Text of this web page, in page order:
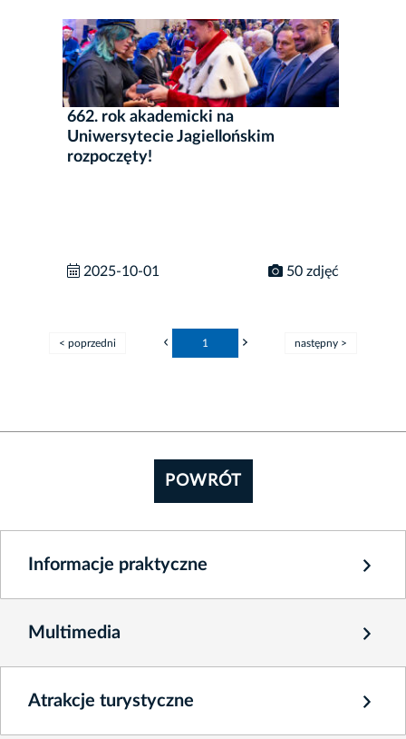
662. rok akademicki na
Uniwersytecie Jagiellońskim
rozpoczęty!
2025-10-01 50 zdjęć
< poprzedni 1 następny >
POWRÓT
Informacje praktyczne
Multimedia
Atrakcje turystyczne